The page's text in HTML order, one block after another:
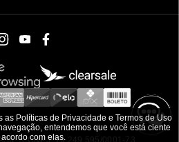
® CNPJ: 79.249.595/0001-73
as Políticas de Privacidade e Termos de Uso
entendemos que você está ciente
com elas.